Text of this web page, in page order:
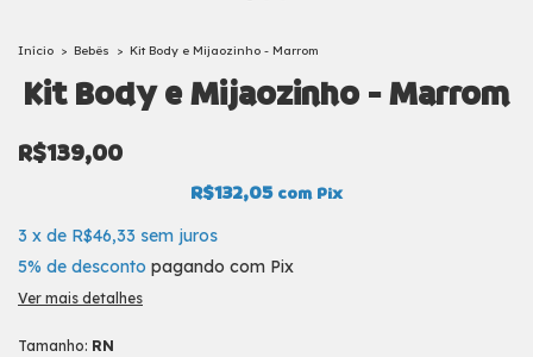
Início > Bebês > Kit Body e Mijaozinho - Marrom
Kit Body e Mijaozinho - Marrom
R$139,00
R$132,05 com Pix
3 x de R$46,33 sem juros
5% de desconto pagando com Pix
Ver mais detalhes
Tamanho: RN